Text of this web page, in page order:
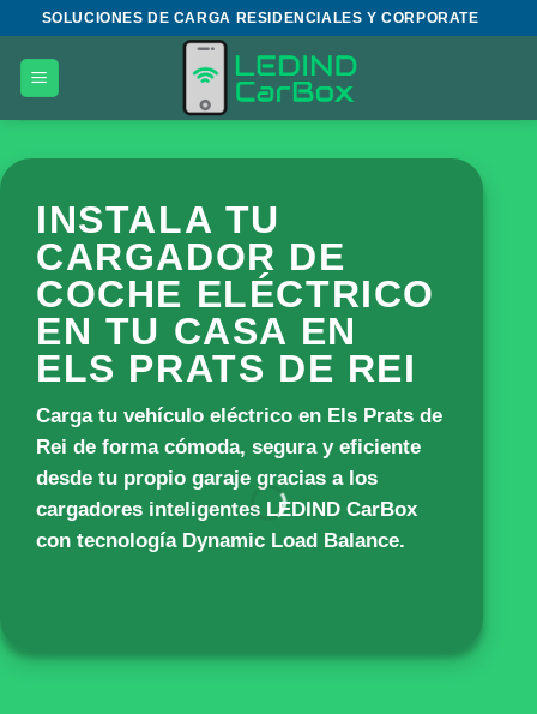
Saltar
contenido
SOLUCIONES DE CARGA RESIDENCIALES Y CORPORATE
INSTALA TU
CARGADOR DE
COCHE ELÉCTRICO
EN TU CASA EN
ELS PRATS DE REI
Carga tu vehículo eléctrico en Els Prats de
Rei de forma cómoda, segura y eficiente
desde tu propio garaje gracias a los
cargadores inteligentes LEDIND CarBox
con tecnología Dynamic Load Balance.